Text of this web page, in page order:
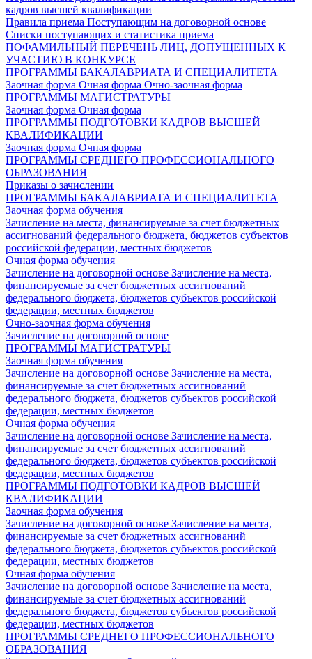
кадров высшей квалификации
Правила приема Поступающим на договорной основе
Списки поступающих и статистика приема
ПОФАМИЛЬНЫЙ ПЕРЕЧЕНЬ ЛИЦ, ДОПУЩЕННЫХ К
УЧАСТИЮ В КОНКУРСЕ
ПРОГРАММЫ БАКАЛАВРИАТА И СПЕЦИАЛИТЕТА
Заочная форма Очная форма Очно-заочная форма
ПРОГРАММЫ МАГИСТРАТУРЫ
Заочная форма Очная форма
ПРОГРАММЫ ПОДГОТОВКИ КАДРОВ ВЫСШЕЙ
КВАЛИФИКАЦИИ
Заочная форма Очная форма
ПРОГРАММЫ СРЕДНЕГО ПРОФЕССИОНАЛЬНОГО
ОБРАЗОВАНИЯ
Приказы о зачислении
ПРОГРАММЫ БАКАЛАВРИАТА И СПЕЦИАЛИТЕТА
Заочная форма обучения
Зачисление на места, финансируемые за счет бюджетных
ассигнований федерального бюджета, бюджетов субъектов
российской федерации, местных бюджетов
Очная форма обучения
Зачисление на договорной основе Зачисление на места,
финансируемые за счет бюджетных ассигнований
федерального бюджета, бюджетов субъектов российской
федерации, местных бюджетов
Очно-заочная форма обучения
Зачисление на договорной основе
ПРОГРАММЫ МАГИСТРАТУРЫ
Заочная форма обучения
Зачисление на договорной основе Зачисление на места,
финансируемые за счет бюджетных ассигнований
федерального бюджета, бюджетов субъектов российской
федерации, местных бюджетов
Очная форма обучения
Зачисление на договорной основе Зачисление на места,
финансируемые за счет бюджетных ассигнований
федерального бюджета, бюджетов субъектов российской
федерации, местных бюджетов
ПРОГРАММЫ ПОДГОТОВКИ КАДРОВ ВЫСШЕЙ
КВАЛИФИКАЦИИ
Заочная форма обучения
Зачисление на договорной основе Зачисление на места,
финансируемые за счет бюджетных ассигнований
федерального бюджета, бюджетов субъектов российской
федерации, местных бюджетов
Очная форма обучения
Зачисление на договорной основе Зачисление на места,
финансируемые за счет бюджетных ассигнований
федерального бюджета, бюджетов субъектов российской
федерации, местных бюджетов
ПРОГРАММЫ СРЕДНЕГО ПРОФЕССИОНАЛЬНОГО
ОБРАЗОВАНИЯ